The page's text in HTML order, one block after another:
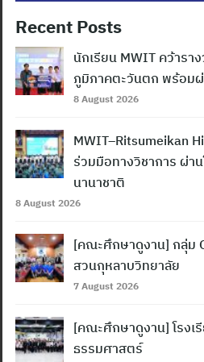
Recent Posts
นักเรียน MWIT คว้ารา
ภูมิภาคตะวันตก พร้อมผ่
8 August 2026
MWIT–Ritsumeikan
ร่วมมือทางวิชาการ ผ่า
นานาชาติ
8 August 2026
[คณะศึกษาดูงาน] กลุ่ม
สวนกุหลาบวิทยาลัย
7 August 2026
[คณะศึกษาดูงาน] โรงเ
ธรรมศาสตร์